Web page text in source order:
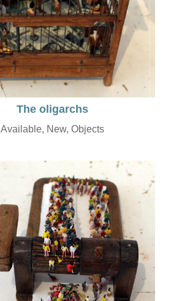
The oligarchs
Available, New,Objects